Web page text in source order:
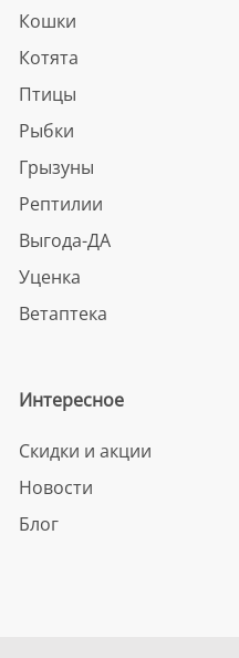
Кошки
Котята
Птицы
Рыбки
Грызуны
Рептилии
Выгода-ДА
Уценка
Ветаптека
Интересное
Скидки и акции
Новости
Блог